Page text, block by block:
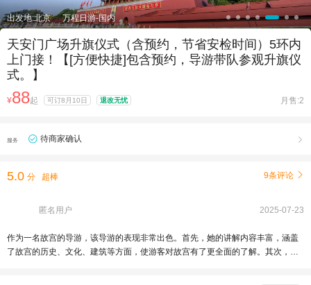
出发地:北京 万程日游-国内
天安门广场升旗仪式（含预约，节省安检时间）5环内
上门接！【[方便快捷]包含预约，导游带队参观升旗仪
式。】
¥88起 可订8月10日 退改无忧 月售:2
服务 待商家确认 
5.0 分 超棒 9条评论 
匿名用户 2025-07-23
作为一名故宫的导游，该导游的表现非常出色。首先，她的讲解内容丰富，涵盖
了故宫的历史、文化、建筑等方面，使游客对故宫有了更全面的了解。其次，她